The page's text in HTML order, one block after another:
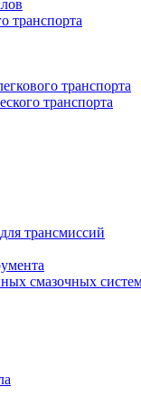
транспорта
транспорта
транспорта
трансмиссий
смазочных